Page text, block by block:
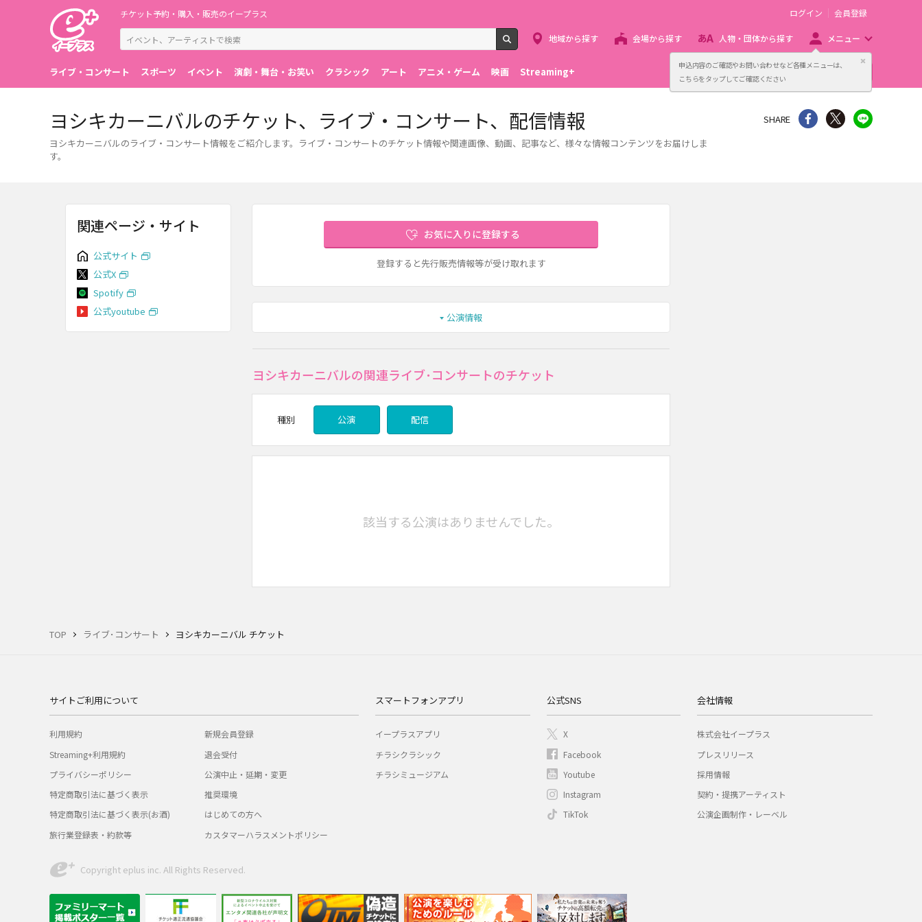
申込内容のご確認やお問い合わせなど各種メニューは、
こちらをタップしてご確認ください
閉じる
チケット予約・購入・販売のイープラス
検索
ログイン 会員登録
地域から探す 会場から探す 人物・団体から探す メニュー
ライブ・コンサート スポーツ イベント 演劇・舞台・お笑い クラシック アート アニメ・ゲーム 映画 Streaming+ 主催者向け販売サービス
TOP ライブ･コンサート ヨシキカーニバル チケット
ヨシキカーニバルのチケット、ライブ・コンサート、配信情報
ヨシキカーニバルのライブ・コンサート情報をご紹介します。ライブ・コンサートのチケット情報や関連画像、動画、記事など、様々な情報コンテンツをお届けしま
す。
SHARE シェア Twitter
お気に入りに登録する
登録すると先行販売情報等が受け取れます
公演情報
ヨシキカーニバルの関連ライブ･コンサートのチケット
種別 公演 配信
該当する公演はありませんでした。
関連ページ・サイト
公式サイト
公式X
Spotify
公式youtube
サイトご利用について
利用規約
Streaming+利用規約
プライバシーポリシー
特定商取引法に基づく表示
特定商取引法に基づく表示(お酒)
旅行業登録表・約款等
新規会員登録
退会受付
公演中止・延期・変更
推奨環境
はじめての方へ
カスタマーハラスメントポリシー
スマートフォンアプリ
イープラスアプリ
チラシクラシック
チラシミュージアム
公式SNS
X
Facebook
Youtube
Instagram
TikTok
会社情報
株式会社イープラス
プレスリリース
採用情報
契約・提携アーティスト
公演企画制作・レーベル
Copyright eplus inc. All Rights Reserved.